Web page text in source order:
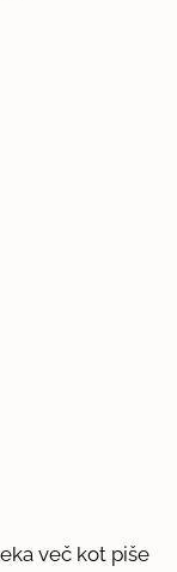
več kot piše